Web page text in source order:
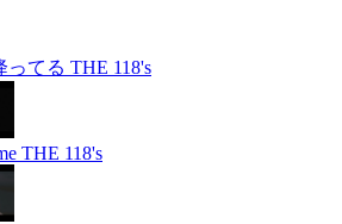
ってる THE 118's
THE 118's